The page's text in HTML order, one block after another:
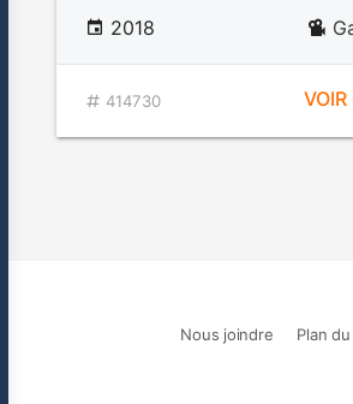
2018
414730
Nous joindre Plan